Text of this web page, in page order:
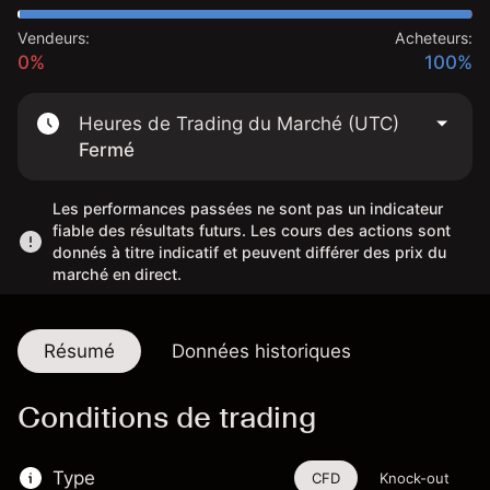
Vendeurs:
0%
Acheteurs:
100%
Heures de Trading du Marché (UTC)
Fermé
Les performances passées ne sont pas un indicateur
fiable des résultats futurs. Les cours des actions sont
donnés à titre indicatif et peuvent différer des prix du
marché en direct.
Résumé Données historiques
Conditions de trading
Type CFD Knock-out